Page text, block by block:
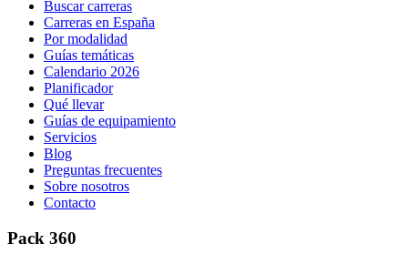
Buscar carreras
Carreras en España
Por modalidad
Guías temáticas
Calendario 2026
Planificador
Qué llevar
Guías de equipamiento
Servicios
Blog
Preguntas frecuentes
Sobre nosotros
Contacto
Pack 360